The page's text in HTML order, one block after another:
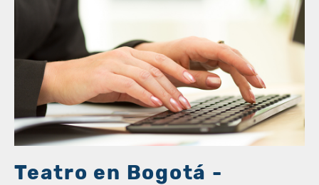
Teatro en Bogotá -